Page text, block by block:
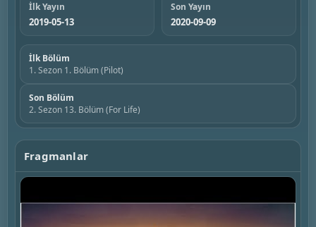
İlk Yayın
2019-05-13
Son Yayın
2020-09-09
İlk Bölüm
1. Sezon 1. Bölüm (Pilot)
Son Bölüm
2. Sezon 13. Bölüm (For Life)
Fragmanlar